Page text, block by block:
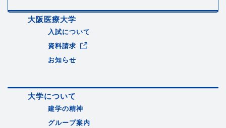
大阪医療大学
入試について
資料請求
お知らせ
大学について
建学の精神
グループ案内